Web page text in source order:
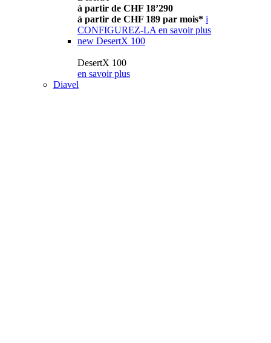
à partir de CHF 18’290
à partir de CHF 189 par mois* i
CONFIGUREZ-LA en savoir plus
new DesertX 100
DesertX 100
en savoir plus
Diavel